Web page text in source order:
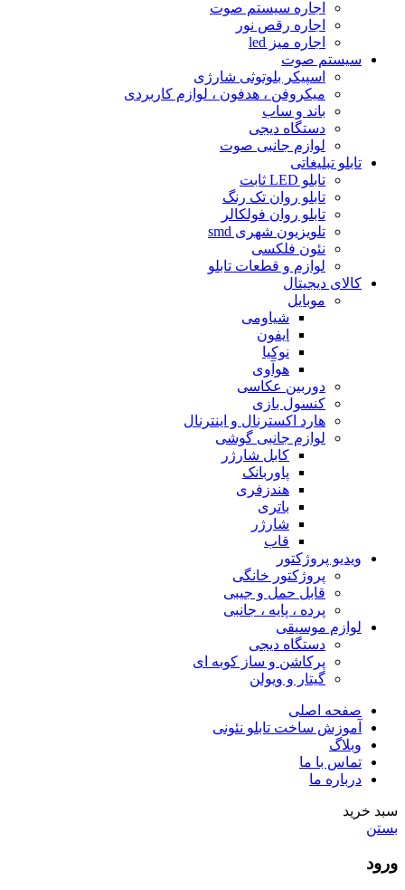
اجاره سیستم صوت
اجاره رقص نور
اجاره میز led
سیستم صوت
اسپیکر بلوتوثى شارژى
میکروفن ، هدفون ، لوازم کاربردى
باند و ساب
دستگاه دیجى
لوازم جانبی صوت
تابلو تبلیغاتى
تابلو LED ثابت
تابلو روان تک رنگ
تابلو روان فولکالر
تلویزیون شهرى smd
نئون فلکسی
لوازم و قطعات تابلو
کالای دیجیتال
موبایل
شیاومی
ایفون
نوکیا
هوآوی
دوربین عکاسی
کنسول بازی
هارد اکسترنال و اینترنال
لوازم جانبی گوشی
کابل شارژر
پاوربانک
هندزفری
باتری
شارژر
قاب
ویدیو پروژکتور
پروژکتور خانگی
قابل حمل و جیبی
پرده ، پایه ، جانبی
لوازم موسیقی
دستگاه دیجى
پرکاشن و ساز کوبه ای
گیتار و ویولن
صفحه اصلی
آموزش ساخت تابلو نئونی
وبلاگ
تماس با ما
درباره ما
سبد خرید
بستن
ورود